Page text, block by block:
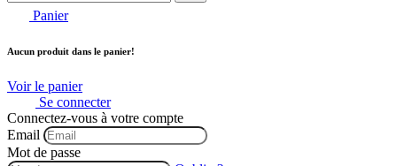
Panier
Aucun produit dans le panier!
Voir le panier
Se connecter
Connectez-vous à votre compte
Email
Mot de passe